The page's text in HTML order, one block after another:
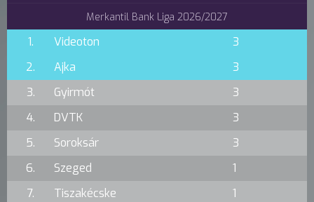
Merkantil Bank Liga 2026/2027
1. Videoton
3
2.
Ajka
3
3.
Gyirmót
3
4.
DVTK
3
5.
Soroksár
3
6.
Szeged
1
7.
Tiszakécske
1